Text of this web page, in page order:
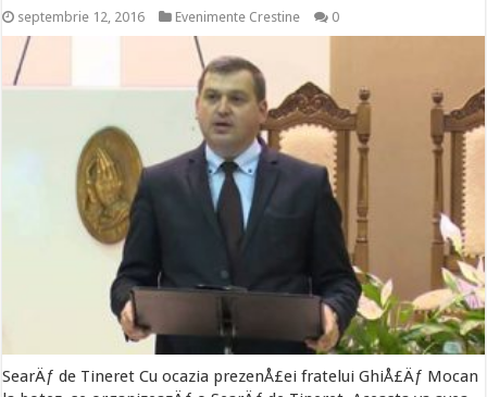
septembrie 12, 2016 Evenimente Crestine 0
SearÄƒ de Tineret Cu ocazia prezenÅ£ei fratelui GhiÅ£Äƒ Mocan